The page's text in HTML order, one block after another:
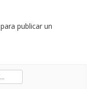
para publicar un